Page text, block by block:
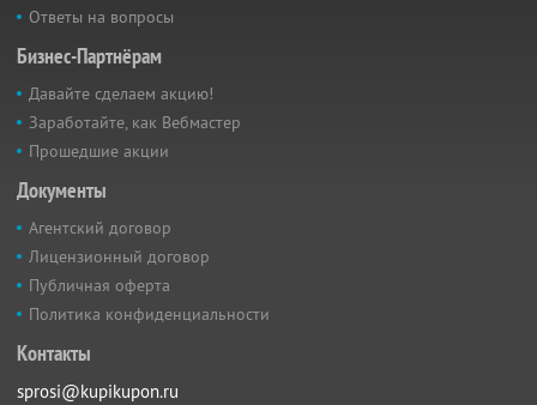
Ответы на вопросы
Бизнес-Партнёрам
Давайте сделаем акцию!
Заработайте, как Вебмастер
Прошедшие акции
Документы
Агентский договор
Лицензионный договор
Публичная оферта
Политика конфиденциальности
Контакты
sprosi@kupikupon.ru